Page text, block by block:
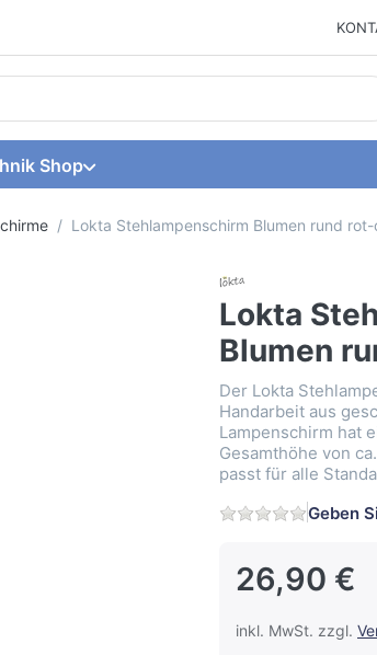
Während Sie tippen, erscheinen
Shop
Lokta Stehlampenschirm Blumen rund
Lokta
Blumen
Der Lokta
Handarbeit aus
Lampenschirm hat
Gesamthöhe von
passt für alle
Geben
26,90 €
inkl. MwSt. zzgl.